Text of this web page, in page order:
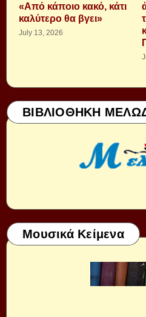
«Από κάποιο κακό, κάτι
καλύτερο θα βγει»
July 13, 2026
ΒΙΒΛΙΟΘΗΚΗ
Μουσικά Κείμενα